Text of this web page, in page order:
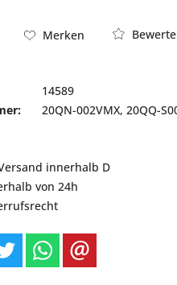
Merken
14589
20QN-002VMX, 20QQ-
innerhalb D
von 24h